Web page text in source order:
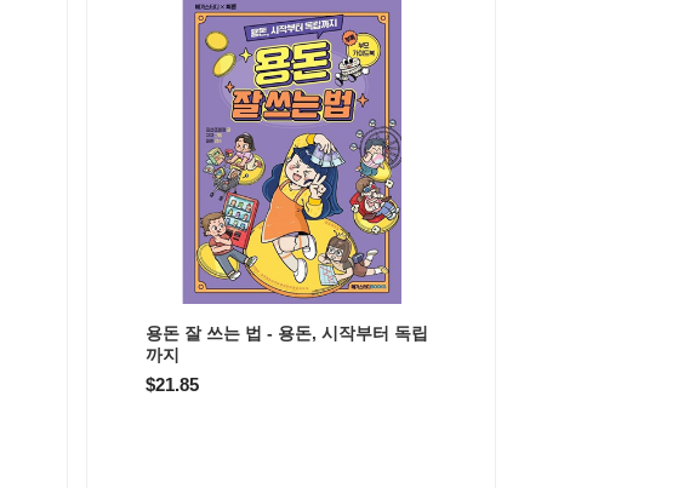
용돈 잘 쓰는 법 - 용돈, 시작부터 독립
까지
$21.85